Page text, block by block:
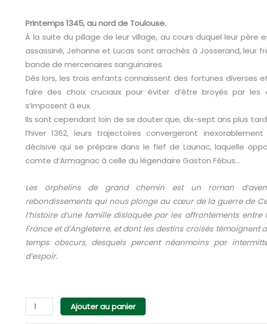
Printemps 1345, au nord de Toulouse.
À la suite du pillage de leur village, au cours duquel leur père
assassiné, Jehanne et Lucas sont arrachés à Josserand, leur
bande de mercenaires sanguinaires.
Dès lors, les trois enfants connaissent des fortunes diverses
faire des choix cruciaux pour éviter d’être broyés par les
s’imposent à eux.
Ils sont cependant loin de se douter que, dix-sept ans plus
l’hiver 1362, leurs trajectoires convergeront
décisive qui se prépare dans le fief de Launac, laquelle
comte d’Armagnac à celle du légendaire Gaston Fébus…
Les orphelins de grand chemin est un roman
rebondissements qui nous plonge au cœur de la guerre de
l’histoire d’une famille disloquée par les affrontements entre
France et d’Angleterre, et dont les destins croisés témoignent
temps obscurs, desquels percent néanmoins par
d’espoir.
quantité
de
Ajouter au panier